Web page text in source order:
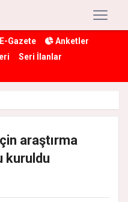
E-Gazete
Anketler
Seri İlanlar
araştırma
kuruldu